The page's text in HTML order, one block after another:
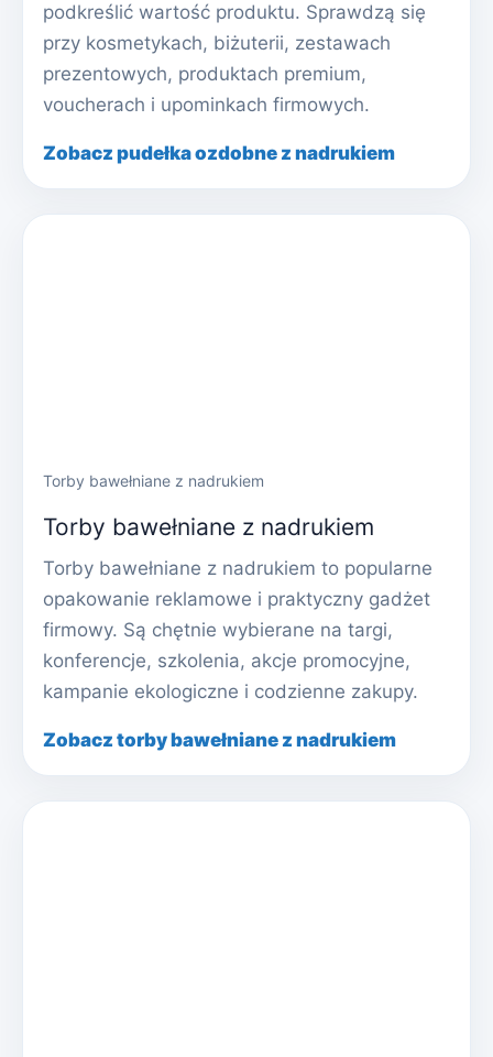
podkreślić wartość produktu. Sprawdzą się
przy kosmetykach, biżuterii, zestawach
prezentowych, produktach premium,
voucherach i upominkach firmowych.
Zobacz pudełka ozdobne z nadrukiem
Torby bawełniane z nadrukiem
Torby bawełniane z nadrukiem
Torby bawełniane z nadrukiem to popularne
opakowanie reklamowe i praktyczny gadżet
firmowy. Są chętnie wybierane na targi,
konferencje, szkolenia, akcje promocyjne,
kampanie ekologiczne i codzienne zakupy.
Zobacz torby bawełniane z nadrukiem